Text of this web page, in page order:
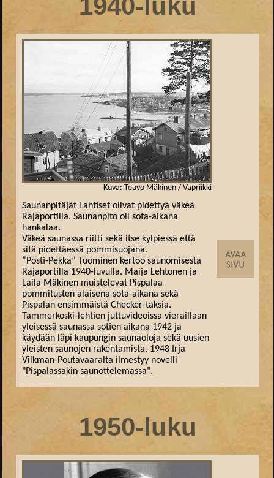
1940-luku
Kuva: Teuvo Mäkinen / Vapriikki
Saunanpitäjät Lahtiset olivat pidettyä väkeä
Rajaportilla. Saunanpito oli sota-aikana
hankalaa.
Väkeä saunassa riitti sekä itse kylpiessä että
sitä pidettäessä pommisuojana.
”Posti-Pekka” Tuominen kertoo saunomisesta
Rajaportilla 1940-luvulla. Maija Lehtonen ja
Laila Mäkinen muistelevat Pispalaa
pommitusten alaisena sota-aikana sekä
Pispalan ensimmäistä Checker-taksia.
Tammerkoski-lehtien juttuvideoissa vieraillaan
yleisessä saunassa sotien aikana 1942 ja
käydään läpi kaupungin saunaoloja sekä uusien
yleisten saunojen rakentamista. 1948 Irja
Vilkman-Poutavaaralta ilmestyy novelli
"Pispalassakin saunottelemassa".
1950-luku